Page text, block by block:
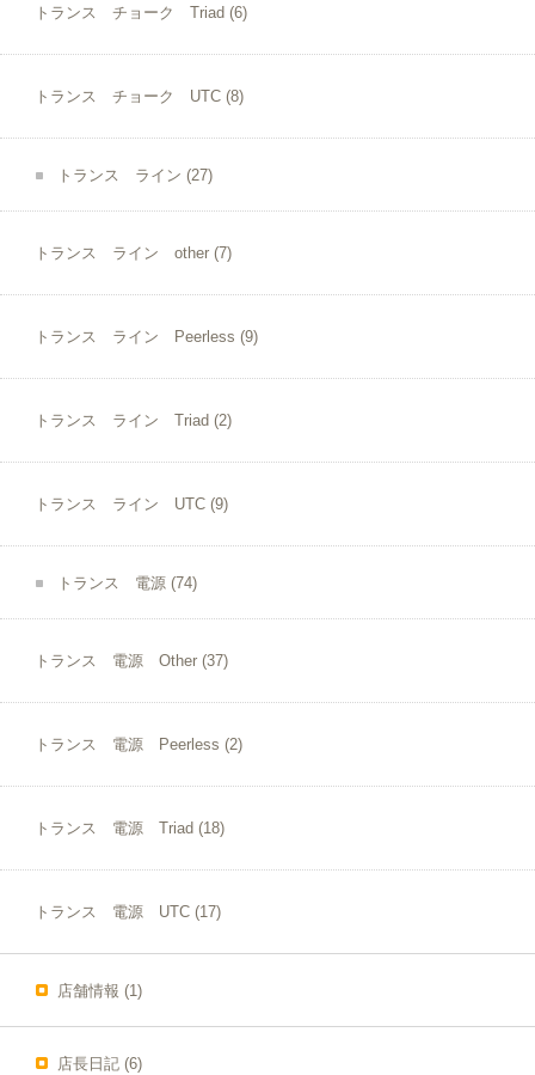
トランス チョーク Triad (6)
トランス チョーク UTC (8)
トランス ライン (27)
トランス ライン other (7)
トランス ライン Peerless (9)
トランス ライン Triad (2)
トランス ライン UTC (9)
トランス 電源 (74)
トランス 電源 Other (37)
トランス 電源 Peerless (2)
トランス 電源 Triad (18)
トランス 電源 UTC (17)
店舗情報 (1)
店長日記 (6)